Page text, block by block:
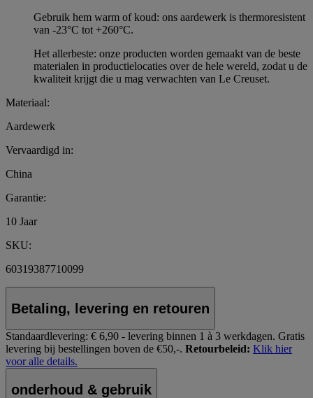
Gebruik hem warm of koud: ons aardewerk is thermoresistent
van -23°C tot +260°C.
Het allerbeste: onze producten worden gemaakt van de beste
materialen in productielocaties over de hele wereld, zodat u de
kwaliteit krijgt die u mag verwachten van Le Creuset.
Materiaal:
Aardewerk
Vervaardigd in:
China
Garantie:
10 Jaar
SKU:
60319387710099
Betaling, levering en retouren
Standaardlevering: € 6,90 - levering binnen 1 à 3 werkdagen. Gratis
levering bij bestellingen boven de €50,-. Retourbeleid: Klik hier
voor alle details.
onderhoud & gebruik